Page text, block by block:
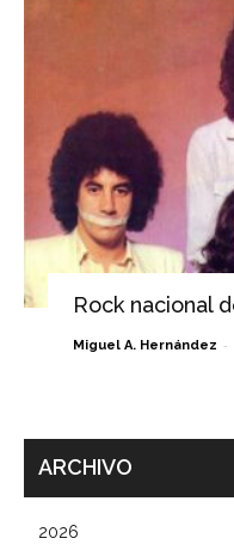
Rock nacional
Miguel A. Hernández -
ARCHIVO
2026